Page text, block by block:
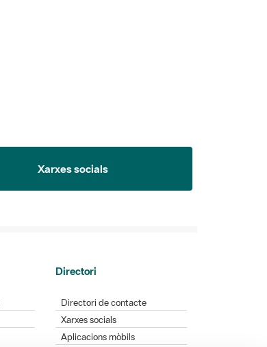
Xarxes socials
Directori
Directori de contacte
Xarxes socials
Aplicacions mòbils